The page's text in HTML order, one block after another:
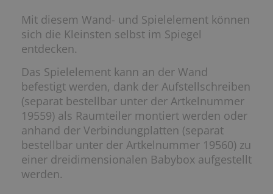
Mit diesem Wand- und Spielelement können
sich die Kleinsten selbst im Spiegel
entdecken.
Das Spielelement kann an der Wand
befestigt werden, dank der Aufstellschreiben
(separat bestellbar unter der Artkelnummer
19559) als Raumteiler montiert werden oder
anhand der Verbindungplatten (separat
bestellbar unter der Artkelnummer 19560) zu
einer dreidimensionalen Babybox aufgestellt
werden.